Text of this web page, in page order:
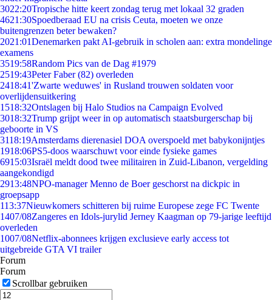
3022:20Tropische hitte keert zondag terug met lokaal 32 graden
4621:30Spoedberaad EU na crisis Ceuta, moeten we onze
buitengrenzen beter bewaken?
2021:01Denemarken pakt AI-gebruik in scholen aan: extra mondelinge
examens
3519:58Random Pics van de Dag #1979
2519:43Peter Faber (82) overleden
2418:41'Zwarte weduwes' in Rusland trouwen soldaten voor
overlijdensuitkering
1518:32Ontslagen bij Halo Studios na Campaign Evolved
3018:32Trump grijpt weer in op automatisch staatsburgerschap bij
geboorte in VS
3118:19Amsterdams dierenasiel DOA overspoeld met babykonijntjes
1918:06PS5-doos waarschuwt voor einde fysieke games
6915:03Israël meldt dood twee militairen in Zuid-Libanon, vergelding
aangekondigd
2913:48NPO-manager Menno de Boer geschorst na dickpic in
groepsapp
113:37Nieuwkomers schitteren bij ruime Europese zege FC Twente
1407/08Zangeres en Idols-jurylid Jerney Kaagman op 79-jarige leeftijd
overleden
1007/08Netflix-abonnees krijgen exclusieve early access tot
uitgebreide GTA VI trailer
Forum
Forum
Scrollbar gebruiken